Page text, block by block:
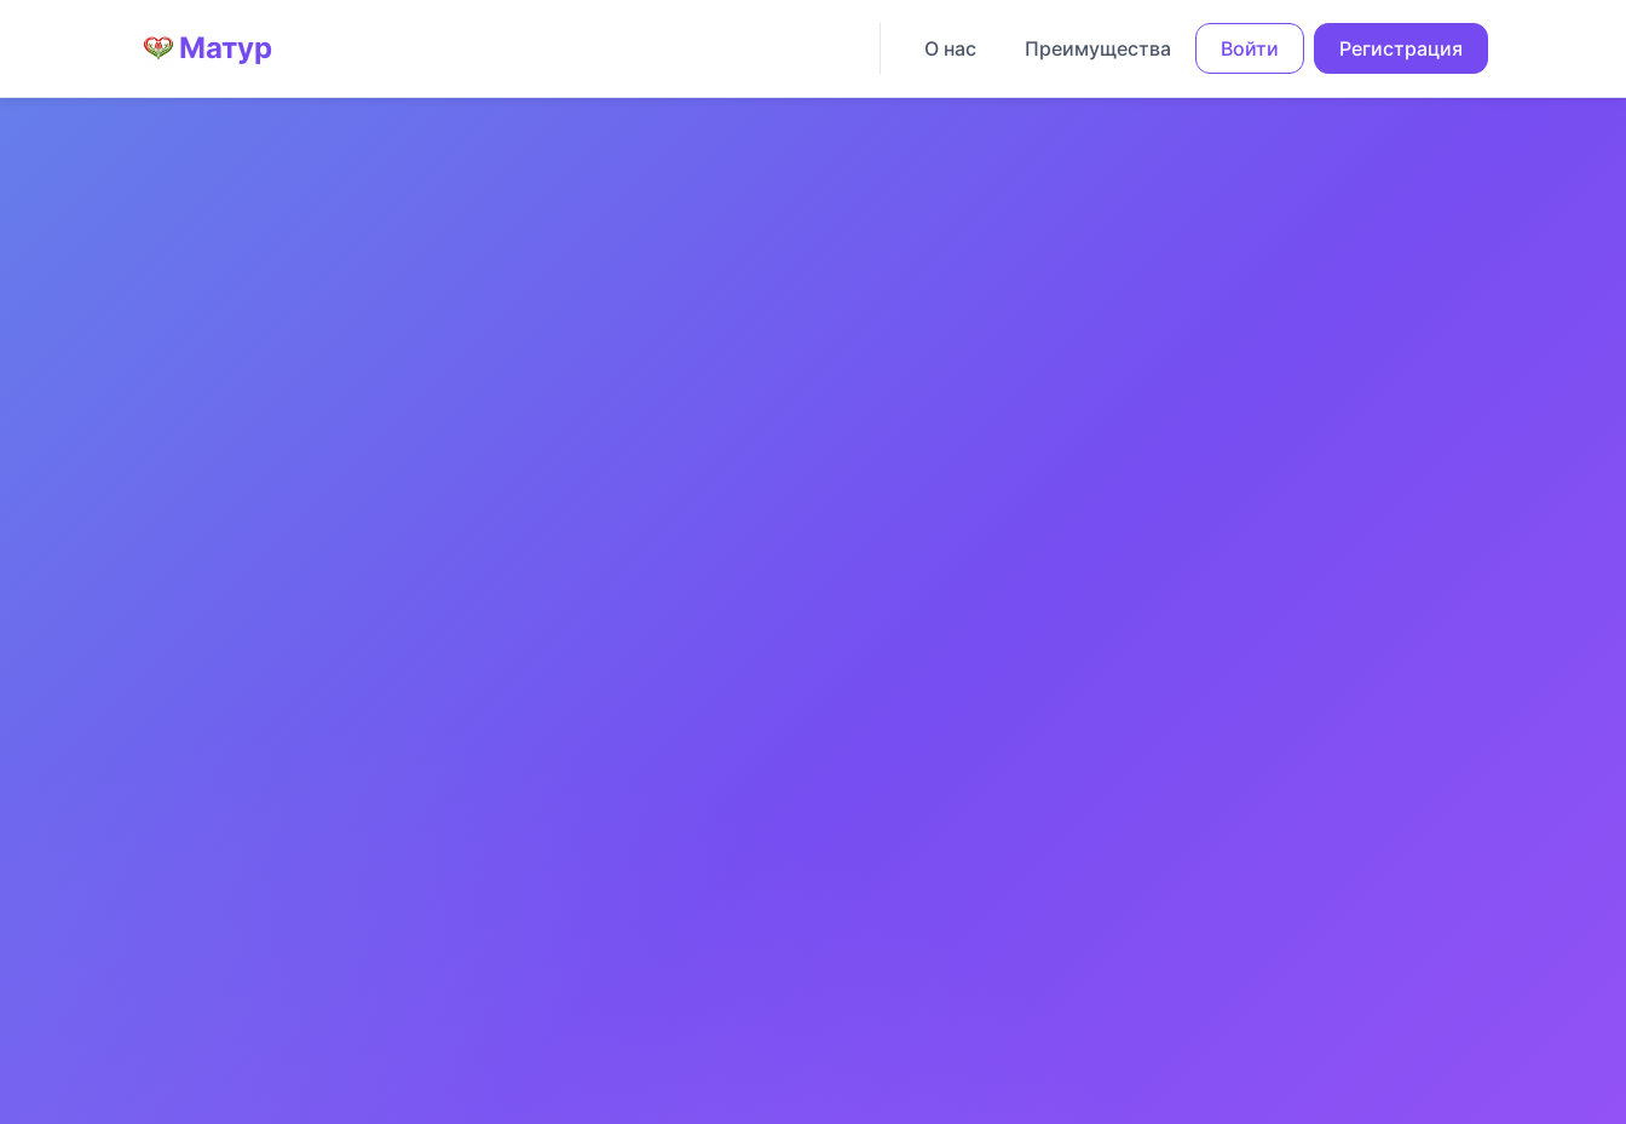
Матур О нас Преимущества Войти Регистрация